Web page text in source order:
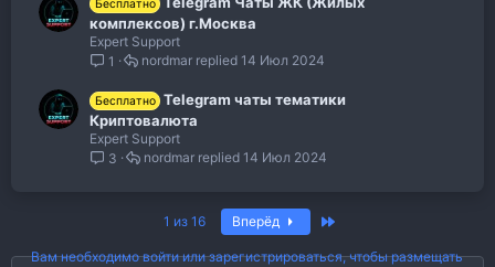
Бесплатно
комплексов) г.Москва
Expert Support
1
14 Июл 2024
nordmar
Бесплатно Telegram чаты тематики
Криптовалюта
Expert Support
3
14 Июл 2024
nordmar
1 из 16 Вперёд
Вам необходимо войти или зарегистрироваться, чтобы размещать